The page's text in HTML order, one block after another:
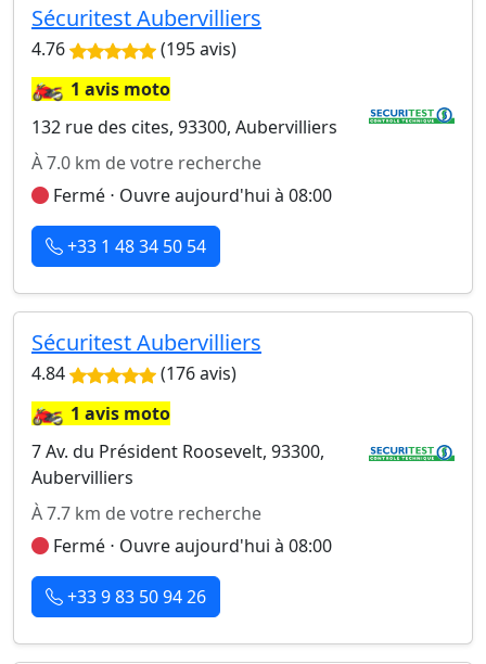
Sécuritest Aubervilliers
4.76 (195 avis)
🏍️1 avis moto
132 rue des cites, 93300, Aubervilliers
À 7.0 km de votre recherche
Fermé ⋅ Ouvre aujourd'hui à 08:00
+33 1 48 34 50 54
Sécuritest Aubervilliers
4.84 (176 avis)
🏍️1 avis moto
7 Av. du Président Roosevelt, 93300,
Aubervilliers
À 7.7 km de votre recherche
Fermé ⋅ Ouvre aujourd'hui à 08:00
+33 9 83 50 94 26